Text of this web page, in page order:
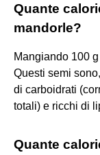
Quante
mandorle?
Mangiando 100
Questi semi
di carboidrati
totali) e ricchi di
Quante